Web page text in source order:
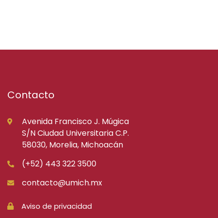
Contacto
Avenida Francisco J. Múgica
S/N Ciudad Universitaria C.P.
58030, Morelia, Michoacán
(+52) 443 322 3500
contacto@umich.mx
Aviso de privacidad